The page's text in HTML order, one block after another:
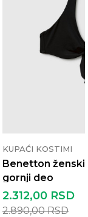
KUPAĆI KOSTIMI
Benetton
gornji deo
2.312,00 RSD
2.890,00RSD